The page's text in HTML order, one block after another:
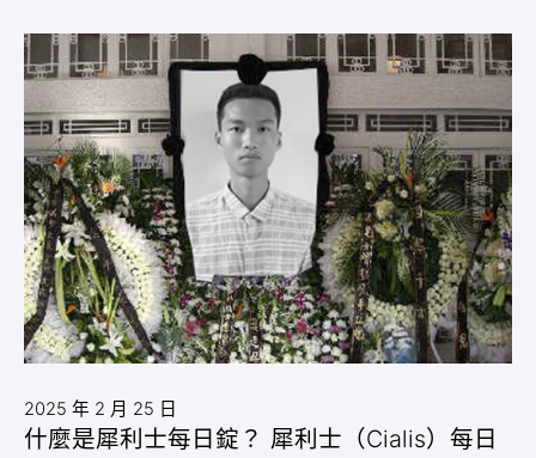
2025 年 2 月 25 日
什麼是犀利士每日錠？ 犀利士（Cialis）每日